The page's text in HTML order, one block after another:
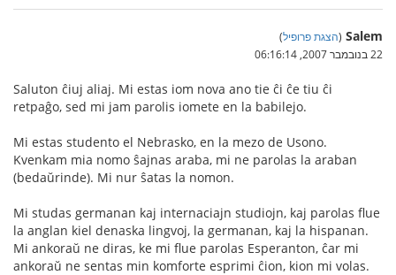
Salem
(הצגת פרופיל)
22 בנובמבר 2007, 06:16:14
Saluton ĉiuj aliaj. Mi estas iom nova ano tie ĉi ĉe tiu ĉi
retpaĝo, sed mi jam parolis iomete en la babilejo.
Mi estas studento el Nebrasko, en la mezo de Usono.
Kvenkam mia nomo ŝajnas araba, mi ne parolas la araban
(bedaŭrinde). Mi nur ŝatas la nomon.
Mi studas germanan kaj internaciajn studiojn, kaj parolas flue
la anglan kiel denaska lingvoj, la germanan, kaj la hispanan.
Mi ankoraŭ ne diras, ke mi flue parolas Esperanton, ĉar mi
ankoraŭ ne sentas min komforte esprimi ĉion, kion mi volas.